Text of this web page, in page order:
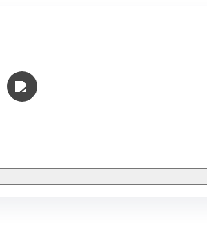
КНИГИ